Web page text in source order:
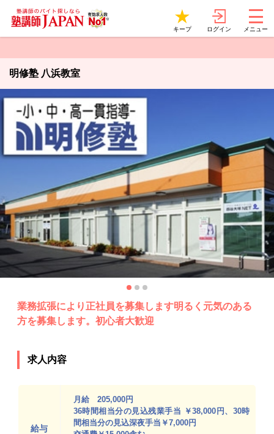
キープ ログイン メニュー
明修塾 八浜教室
業務拡張により正社員を募集します明るく元気のある
方を募集します。初心者大歓迎
求人内容
給与
月給 205,000円
36時間相当分の見込残業手当 ￥38,000円、30時
間相当分の見込深夜手当￥7,000円